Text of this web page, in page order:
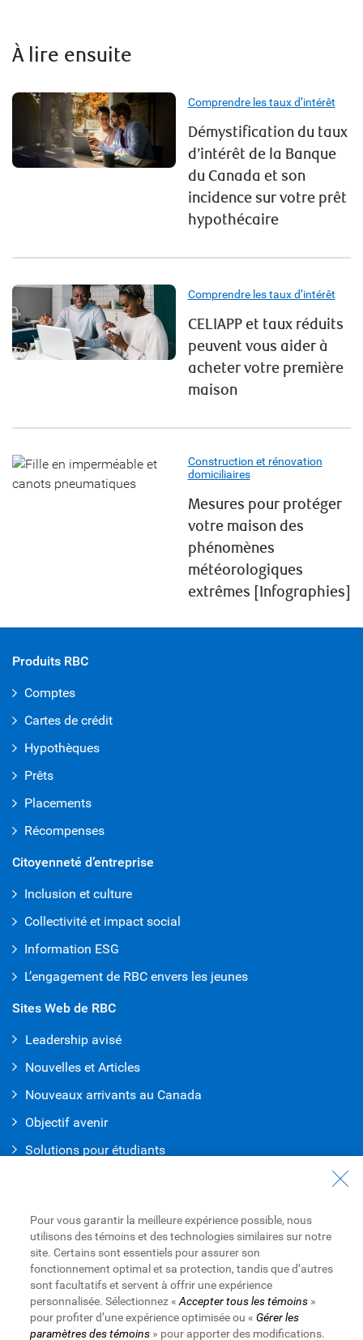
À lire ensuite
Comprendre les taux d’intérêt
Démystification du taux
d’intérêt de la Banque
du Canada et son
incidence sur votre prêt
hypothécaire
Comprendre les taux d’intérêt
CELIAPP et taux réduits
peuvent vous aider à
acheter votre première
maison
Construction et rénovation
domiciliaires
Mesures pour protéger
votre maison des
phénomènes
météorologiques
extrêmes [Infographies]
Produits RBC
Comptes
Cartes de crédit
Hypothèques
Prêts
Placements
Récompenses
Citoyenneté d’entreprise
Inclusion et culture
Collectivité et impact social
Information ESG
L’engagement de RBC envers les jeunes
Sites Web de RBC
Leadership avisé
Nouvelles et Articles
Nouveaux arrivants au Canada
Objectif avenir
Solutions pour étudiants
Nous joindre
Trouvez une succursale ou un GAB
Prendre un rendez-vous
Pour vous garantir la meilleure expérience possible, nous
utilisons des témoins et des technologies similaires sur notre
site. Certains sont essentiels pour assurer son
fonctionnement optimal et sa protection, tandis que d’autres
sont facultatifs et servent à offrir une expérience
personnalisée. Sélectionnez « Accepter tous les témoins»
pour profiter d’une expérience optimisée ou « Gérer les
paramètres des témoins» pour apporter des modifications.